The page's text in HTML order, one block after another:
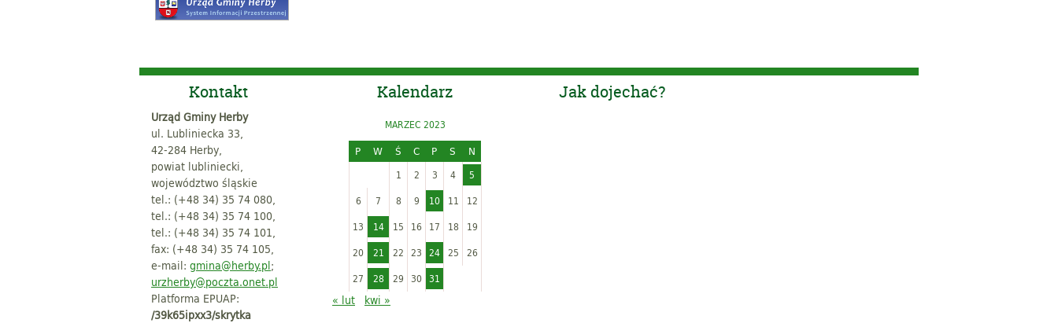
Kontakt
Urząd Gminy Herby
ul. Lubliniecka 33,
42-284 Herby,
powiat lubliniecki,
województwo śląskie
tel.: (+48 34) 35 74 080,
tel.: (+48 34) 35 74 100,
tel.: (+48 34) 35 74 101,
fax: (+48 34) 35 74 105,
e-mail: gmina@herby.pl;
urzherby@poczta.onet.pl
Platforma EPUAP:
/39k65ipxx3/skrytka
Kalendarz
MARZEC 2023
P
W Ś C P S
N
1
2 3 4
5
6
7 8 9 10 11
12
13
14 15 16 17 18
19
20
21 22 23 24 25
26
27
28 29 30 31
« lut kwi »
Jak dojechać?